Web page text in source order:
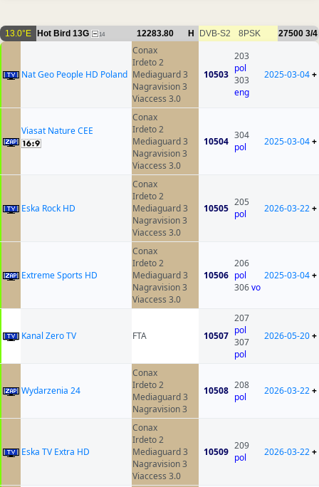
13.0°E Hot Bird 13G 14 12283.80 H DVB-S2 8PSK 27500 3/4
Nat Geo People HD Poland
Conax
Irdeto 2
Mediaguard 3
Nagravision 3
Viaccess 3.0
10503
203
pol
303
eng
2025-03-04+
Viasat Nature CEE
Conax
Irdeto 2
Mediaguard 3
Nagravision 3
Viaccess 3.0
10504
304
pol
2025-03-04+
Eska Rock HD
Conax
Irdeto 2
Mediaguard 3
Nagravision 3
Viaccess 3.0
10505
205
pol
2026-03-22+
Extreme Sports HD
Conax
Irdeto 2
Mediaguard 3
Nagravision 3
Viaccess 3.0
10506
206
pol
306vo
2025-03-04+
Kanal Zero TV FTA 10507
207
pol
307
pol
2026-05-20+
Wydarzenia 24
Conax
Irdeto 2
Mediaguard 3
Nagravision 3
10508 208
pol
2026-03-22+
Eska TV Extra HD
Conax
Irdeto 2
Mediaguard 3
Nagravision 3
Viaccess 3.0
10509
209
pol
2026-03-22+